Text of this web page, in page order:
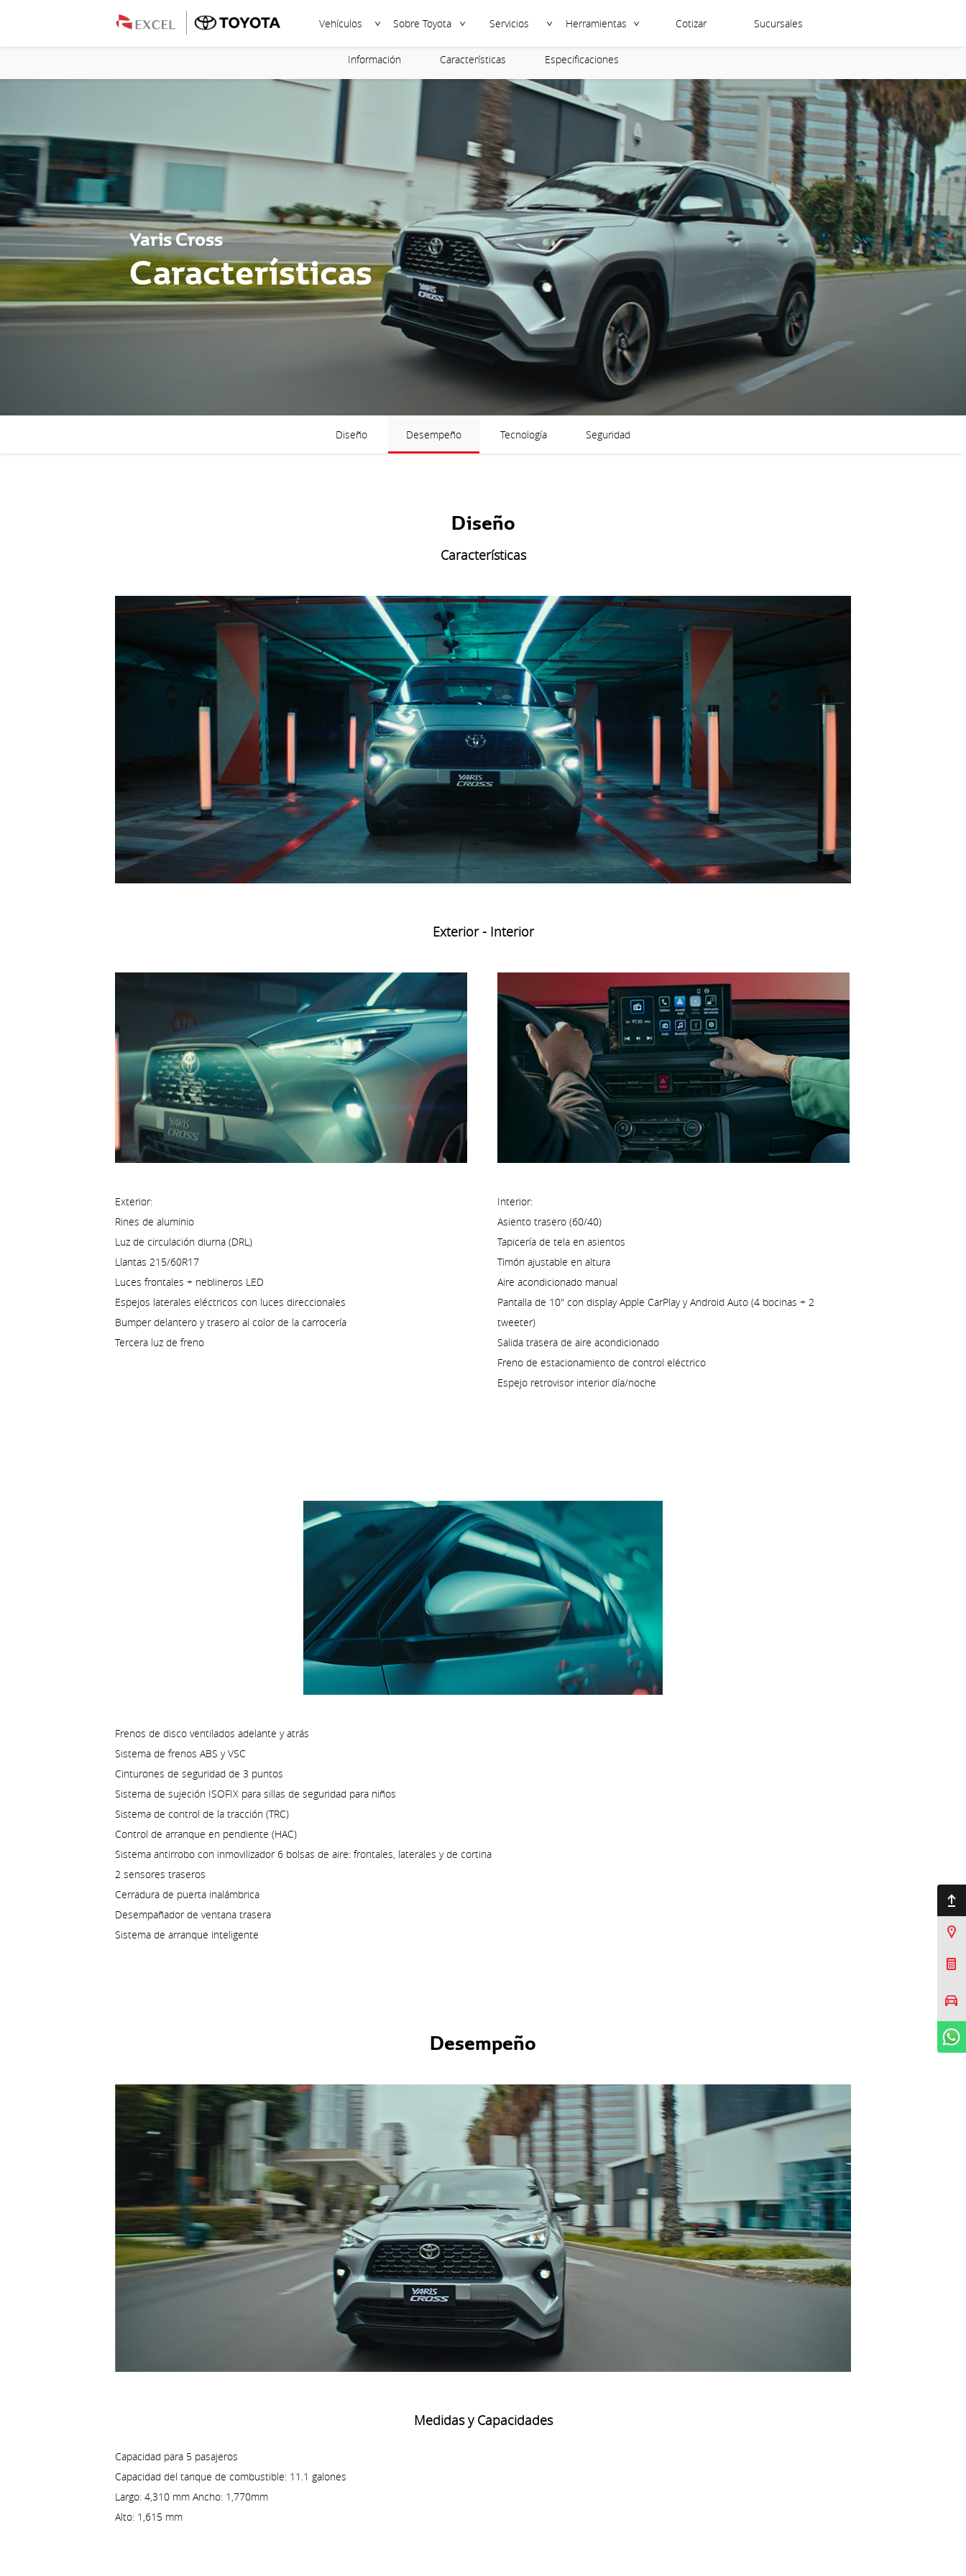
Vehículos Sobre Toyota Servicios Herramientas Cotizar Sucursales
Información Características Especificaciones
Yaris Cross
Características
Diseño Desempeño Tecnología Seguridad
Diseño
Características
Exterior - Interior
Exterior:
Rines de aluminio
Luz de circulación diurna (DRL)
Llantas 215/60R17
Luces frontales + neblineros LED
Espejos laterales eléctricos con luces direccionales
Bumper delantero y trasero al color de la carrocería
Tercera luz de freno
Interior:
Asiento trasero (60/40)
Tapicería de tela en asientos
Timón ajustable en altura
Aire acondicionado manual
Pantalla de 10" con display Apple CarPlay y Android Auto (4 bocinas + 2
tweeter)
Salida trasera de aire acondicionado
Freno de estacionamiento de control eléctrico
Espejo retrovisor interior día/noche
Frenos de disco ventilados adelante y atrás
Sistema de frenos ABS y VSC
Cinturones de seguridad de 3 puntos
Sistema de sujeción ISOFIX para sillas de seguridad para niños
Sistema de control de la tracción (TRC)
Control de arranque en pendiente (HAC)
Sistema antirrobo con inmovilizador 6 bolsas de aire: frontales, laterales y de cortina
2 sensores traseros
Cerradura de puerta inalámbrica
Desempañador de ventana trasera
Sistema de arranque inteligente
Desempeño
Medidas y Capacidades
Capacidad para 5 pasajeros
Capacidad del tanque de combustible: 11.1 galones
Largo: 4,310 mm Ancho: 1,770mm
Alto: 1,615 mm